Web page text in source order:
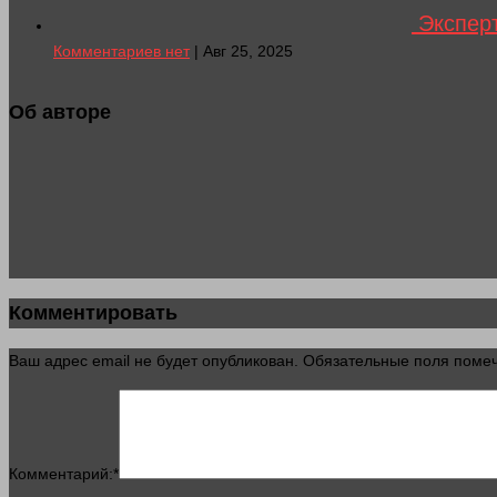
Комментариев нет| Авг 25, 2025
Об авторе
Комментировать
Ваш адрес email не будет опубликован. Обязательные поля
Комментарий:*